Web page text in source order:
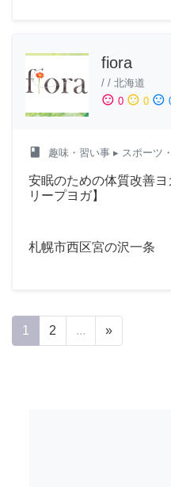
fiora
/ / 北海道
sentiment_satisfied 0 sentiment_neutral 0 sentiment_dissatisfied
class 趣味・習い事 ▸ スポーツ
安眠のための体質改善
リープヨガ】
札幌市西区宮の沢一条
1 2 ... »